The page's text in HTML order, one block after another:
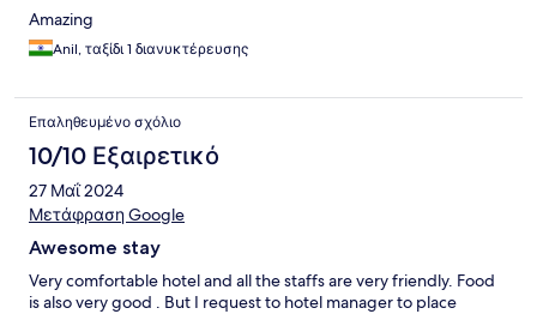
Amazing
Anil, ταξίδι 1 διανυκτέρευσης
Επαληθευμένο σχόλιο
10/10 Εξαιρετικό
27 Μαΐ 2024
Μετάφραση Google
Awesome stay
Very comfortable hotel and all the staffs are very friendly. Food
is also very good . But I request to hotel manager to place